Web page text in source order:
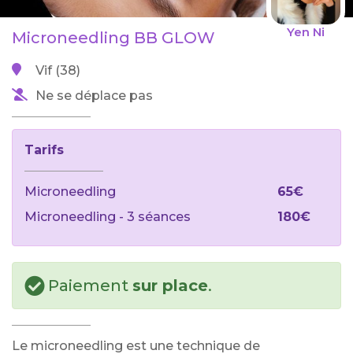
Yen Ni
Microneedling BB GLOW
Vif (38)
Ne se déplace pas
Tarifs
Microneedling
65€
Microneedling - 3 séances
180€
Paiement sur place.
​Le microneedling est une technique de